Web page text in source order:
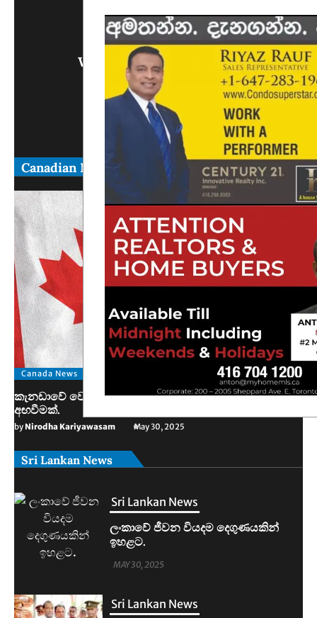
info@
Write Us What You Think
Canadian News
Canada News
කැනඩාවේ වෙසෙන තම පුරවැසියන්ට ඊශ්‍රායලයෙන් අනතුරු
අඟවීමක්.
byNirodha Kariyawasam May 30, 2025
Sri Lankan News
Sri Lankan News
මහින්දානන්දට 20යි. නලින්ට 25යි.
දෙන්නම හිරේට.
MAY 30, 2025